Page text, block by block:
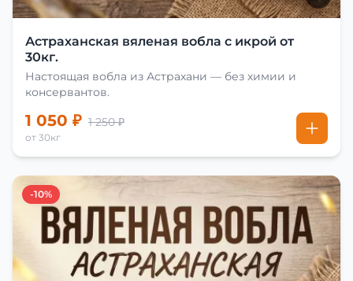
Астраханская вяленая вобла с икрой от
30кг.
Настоящая вобла из Астрахани — без химии и
консервантов.
1 050 ₽ 1 250 ₽
от 30кг
-10%